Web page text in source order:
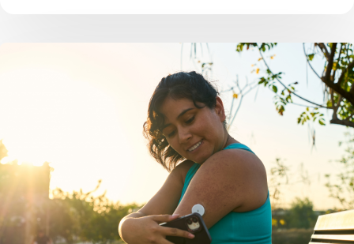
is cafeïne uitgegroeid tot het populairste supplement
om sportprestaties te verbeteren. Maar hoe werkt
cafeïne precies? En hoe gebruik je het best als